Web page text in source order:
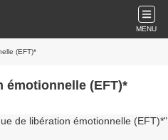
MENU
(EFT)*
émotionnelle (EFT)*